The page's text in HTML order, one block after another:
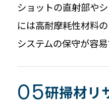
ショットの直射部や
には高耐摩耗性材料
システムの保守が容易
研掃材リ